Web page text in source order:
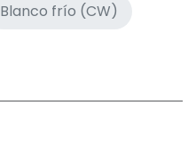
Blanco frío (CW)